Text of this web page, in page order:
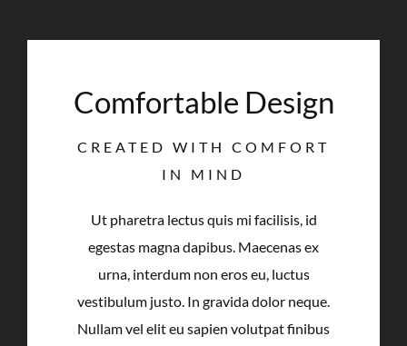
Comfortable Design
CREATED WITH COMFORT
IN MIND
Ut pharetra lectus quis mi facilisis, id
egestas magna dapibus. Maecenas ex
urna, interdum non eros eu, luctus
vestibulum justo. In gravida dolor neque.
Nullam vel elit eu sapien volutpat finibus